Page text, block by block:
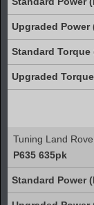
Tuning Land
P635 635pk